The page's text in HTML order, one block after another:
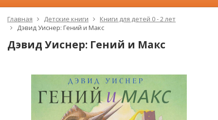
Главная Детские книги
Книги для детей 0 - 2 лет
Дэвид Уиснер: Гений и Макс
Дэвид Уиснер: Гений и Макс